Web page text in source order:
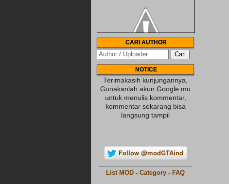
CARI AUTHOR
NOTICE
Terimakasih kunjungannya,
Gunakanlah akun Google mu
untuk menulis kommentar,
kommentar sekarang bisa
langsung tampil
Follow @modGTAind
List MOD - Category - FAQ